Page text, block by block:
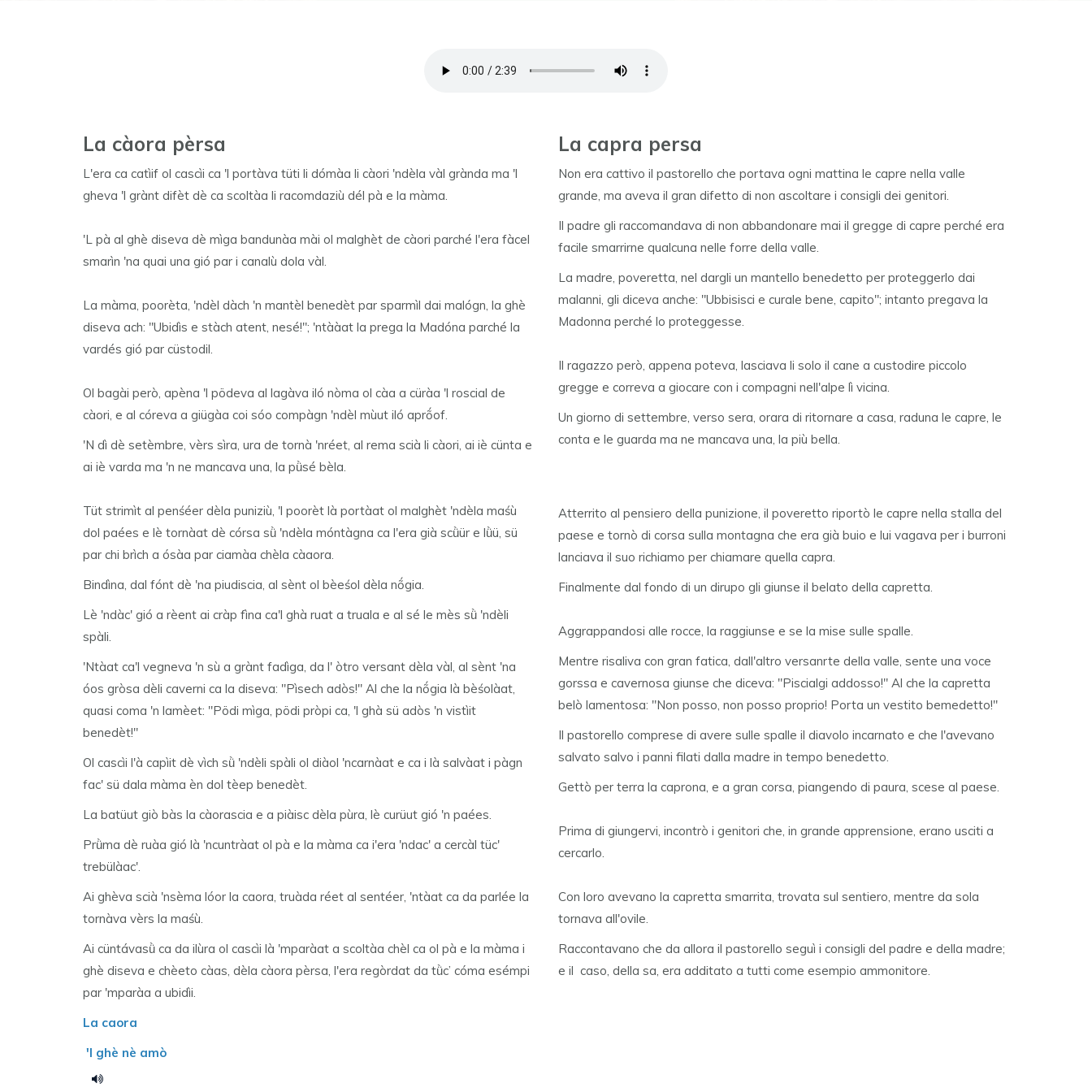
La càora pèrsa
L'era ca catìif ol cascìi ca 'l portàva tüti li dómàa li càori 'ndèla vàl grànda ma 'l
gheva 'l grànt difèt dè ca scoltàa li racomdaziù dél pà e la màma.
'L pà al ghè diseva dè mìga bandunàa mài ol malghèt de càori parché l'era fàcel
smarìn 'na quai una gió par i canalù dola vàl.
La màma, poorèta, 'ndèl dàch 'n mantèl benedèt par sparmìl dai malógn, la ghè
diseva ach: "Ubidìs e stàch atent, nesé!"; 'ntààat la prega la Madóna parché la
vardés gió par cüstodil.
Ol bagài però, apèna 'l pödeva al lagàva iló nòma ol càa a cüràa 'l roscial de
càori, e al córeva a giügàa coi sóo compàgn 'ndèl mùut iló aprṍof.
'N dì dè setèmbre, vèrs sìra, ura de tornà 'nréet, al rema scià li càori, ai iè cünta e
ai iè varda ma 'n ne mancava una, la pǜsé bèla.
Tüt strimìt al penśéer dèla puniziù, 'l poorèt là portàat ol malghèt 'ndèla maśù
dol paées e lè tornàat dè córsa sǜ 'ndèla móntàgna ca l'era già scǜür e lǜü, sü
par chi brìch a ósàa par ciamàa chèla càaora.
Bindìna, dal fónt dè 'na piudiscia, al sènt ol bèeśol dèla nṍgia.
Lè 'ndàc' gió a rèent ai cràp fìna ca'l ghà ruat a truala e al sé le mès sǜ 'ndèli
spàli.
'Ntàat ca'l vegneva 'n sù a grànt fadìga, da l' òtro versant dèla vàl, al sènt 'na
óos gròsa dèli caverni ca la diseva: "Pìsech adòs!" Al che la nṍgia là bèśolàat,
quasi coma 'n lamèet: "Pödi mìga, pödi pròpi ca, 'l ghà sü adòs 'n vistìit
benedèt!"
Ol cascìi l'à capìit dè vìch sǜ 'ndèli spàli ol diàol 'ncarnàat e ca i là salvàat i pàgn
fac' sü dala màma èn dol tèep benedèt.
La batüut giò bàs la càorascia e a piàisc dèla pùra, lè curüut gió 'n paées.
Prǜma dè ruàa gió là 'ncuntràat ol pà e la màma ca i'era 'ndac' a cercàl tüc'
trebülàac'.
Ai ghèva scià 'nsèma lóor la caora, truàda réet al sentéer, 'ntàat ca da parlée la
tornàva vèrs la maśù.
Ai cüntávasǜ ca da ilùra ol cascìi là 'mparàat a scoltàa chèl ca ol pà e la màma i
ghè diseva e chèeto càas, dèla càora pèrsa, l'era regòrdat da tǜc’ cóma esémpi
par 'mparàa a ubidìi.
La caora
'l ghè nè amò
La capra persa
Non era cattivo il pastorello che portava ogni mattina le capre nella valle
grande, ma aveva il gran difetto di non ascoltare i consigli dei genitori.
Il padre gli raccomandava di non abbandonare mai il gregge di capre perché era
facile smarrirne qualcuna nelle forre della valle.
La madre, poveretta, nel dargli un mantello benedetto per proteggerlo dai
malanni, gli diceva anche: "Ubbisisci e curale bene, capito"; intanto pregava la
Madonna perché lo proteggesse.
Il ragazzo però, appena poteva, lasciava li solo il cane a custodire piccolo
gregge e correva a giocare con i compagni nell'alpe lì vicina.
Un giorno di settembre, verso sera, orara di ritornare a casa, raduna le capre, le
conta e le guarda ma ne mancava una, la più bella.
Atterrito al pensiero della punizione, il poveretto riportò le capre nella stalla del
paese e tornò di corsa sulla montagna che era già buio e lui vagava per i burroni
lanciava il suo richiamo per chiamare quella capra.
Finalmente dal fondo di un dirupo gli giunse il belato della capretta.
Aggrappandosi alle rocce, la raggiunse e se la mise sulle spalle.
Mentre risaliva con gran fatica, dall'altro versanrte della valle, sente una voce
gorssa e cavernosa giunse che diceva: "Piscialgi addosso!" Al che la capretta
belò lamentosa: "Non posso, non posso proprio! Porta un vestito bemedetto!"
Il pastorello comprese di avere sulle spalle il diavolo incarnato e che l'avevano
salvato salvo i panni filati dalla madre in tempo benedetto.
Gettò per terra la caprona, e a gran corsa, piangendo di paura, scese al paese.
Prima di giungervi, incontrò i genitori che, in grande apprensione, erano usciti a
cercarlo.
Con loro avevano la capretta smarrita, trovata sul sentiero, mentre da sola
tornava all'ovile.
Raccontavano che da allora il pastorello seguì i consigli del padre e della madre;
e il caso, della sa, era additato a tutti come esempio ammonitore.